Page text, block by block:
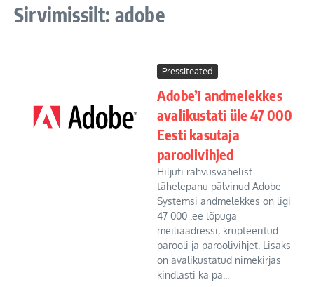
Sirvimissilt: adobe
Pressiteated
Adobe’i andmelekkes
avalikustati üle 47 000
Eesti kasutaja
paroolivihjed
Hiljuti rahvusvahelist
tähelepanu pälvinud Adobe
Systemsi andmelekkes on ligi
47 000 .ee lõpuga
meiliaadressi, krüpteeritud
parooli ja paroolivihjet. Lisaks
on avalikustatud nimekirjas
kindlasti ka pa...